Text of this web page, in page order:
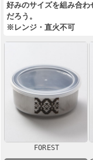
好みのサイズを組み合わ
だろう。
※レンジ・直火不可
FOREST